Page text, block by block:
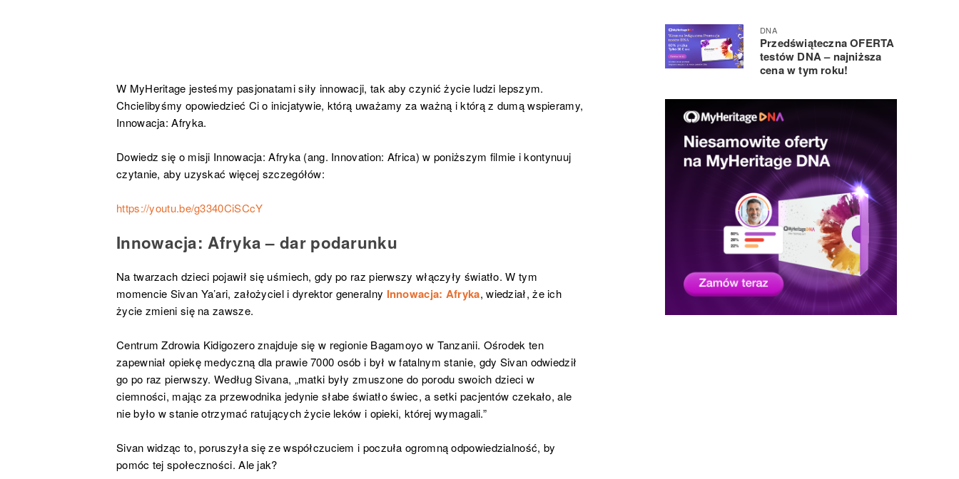
W MyHeritage jesteśmy pasjonatami siły innowacji, tak aby czynić życie ludzi lepszym.
Chcielibyśmy opowiedzieć Ci o inicjatywie, którą uważamy za ważną i którą z dumą wspieramy,
Innowacja: Afryka.
Dowiedz się o misji Innowacja: Afryka (ang. Innovation: Africa) w poniższym filmie i kontynuuj
czytanie, aby uzyskać więcej szczegółów:
https://youtu.be/g3340CiSCcY
Innowacja: Afryka – dar podarunku
Na twarzach dzieci pojawił się uśmiech, gdy po raz pierwszy włączyły światło. W tym
momencie Sivan Ya’ari, założyciel i dyrektor generalny Innowacja: Afryka, wiedział, że ich
życie zmieni się na zawsze.
Centrum Zdrowia Kidigozero znajduje się w regionie Bagamoyo w Tanzanii. Ośrodek ten
zapewniał opiekę medyczną dla prawie 7000 osób i był w fatalnym stanie, gdy Sivan odwiedził
go po raz pierwszy. Według Sivana, „matki były zmuszone do porodu swoich dzieci w
ciemności, mając za przewodnika jedynie słabe światło świec, a setki pacjentów czekało, ale
nie było w stanie otrzymać ratujących życie leków i opieki, której wymagali.”
Sivan widząc to, poruszyła się ze współczuciem i poczuła ogromną odpowiedzialność, by
pomóc tej społeczności. Ale jak?
DNA
Przedświąteczna OFERTA
testów DNA – najniższa
cena w tym roku!